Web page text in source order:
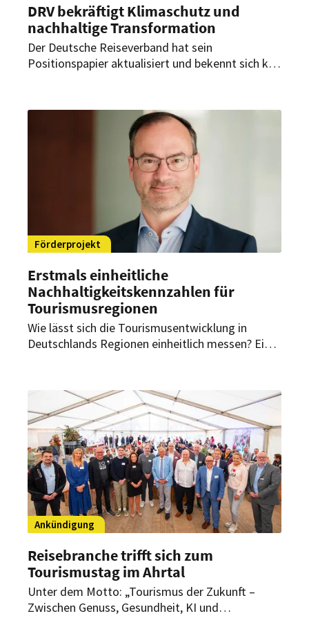
DRV bekräftigt Klimaschutz und
nachhaltige Transformation
Der Deutsche Reiseverband hat sein
Positionspapier aktualisiert und bekennt sich klar
Branche im Einklang mit politischen Vorgaben.
Förderprojekt
Erstmals einheitliche
Nachhaltigkeitskennzahlen für
Tourismusregionen
Wie lässt sich die Tourismusentwicklung in
Deutschlands Regionen einheitlich messen? Ein
Grundlage: neun bundesweite
Nachhaltigkeitskennzahlen, die ökologische,
ökonomische, soziale und
managementbezogene Aspekte abdecken.
Ankündigung
Reisebranche trifft sich zum
Tourismustag im Ahrtal
Unter dem Motto: „Tourismus der Zukunft –
Zwischen Genuss, Gesundheit, KI und